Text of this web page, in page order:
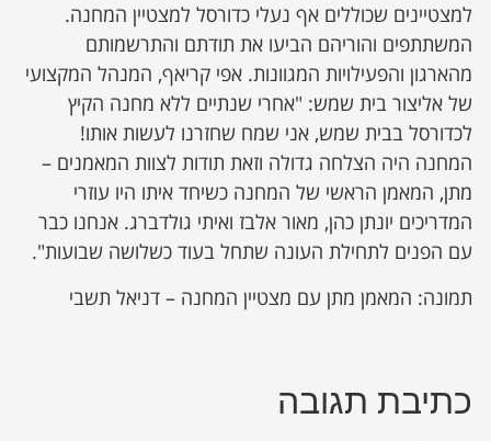
למצטיינים שכוללים אף נעלי כדורסל למצטיין המחנה.
המשתתפים והוריהם הביעו את תודתם והתרשמותם
מהארגון והפעילויות המגוונות. אפי קריאף, המנהל המקצועי
של אליצור בית שמש: "אחרי שנתיים ללא מחנה הקיץ
לכדורסל בבית שמש, אני שמח שחזרנו לעשות אותו!
המחנה היה הצלחה גדולה וזאת תודות לצוות המאמנים –
מתן, המאמן הראשי של המחנה כשיחד איתו היו עוזרי
המדריכים יונתן כהן, מאור אלבז ואיתי גולדברג. אנחנו כבר
עם הפנים לתחילת העונה שתחל בעוד כשלושה שבועות".
תמונה: המאמן מתן עם מצטיין המחנה – דניאל תשבי
כתיבת תגובה